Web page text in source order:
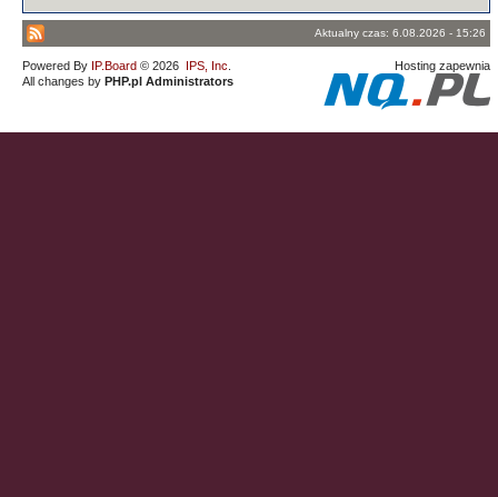
Aktualny czas: 6.08.2026 - 15:26
Powered By IP.Board © 2026 IPS, Inc
All changes by PHP.pl Administrators
Hosting zapewnia